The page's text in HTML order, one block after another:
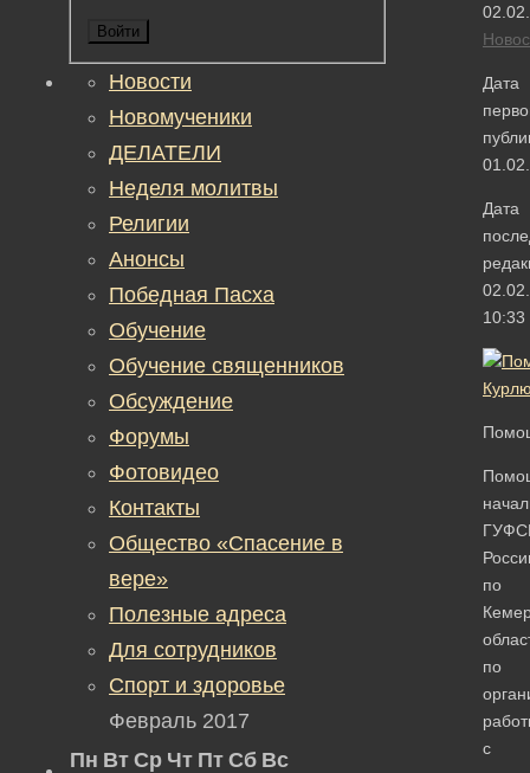
Дата
Дата
10:33
по
по
с
Войти
Новости
Новомученики
ДЕЛАТЕЛИ
Неделя молитвы
Религии
Анонсы
Победная Пасха
Обучение
Обучение священников
Обсуждение
Форумы
Фотовидео
Контакты
Общество «Спасение в
вере»
Полезные адреса
Для сотрудников
Спорт и здоровье
Февраль 2017
Пн Вт Ср Чт Пт Сб Вс